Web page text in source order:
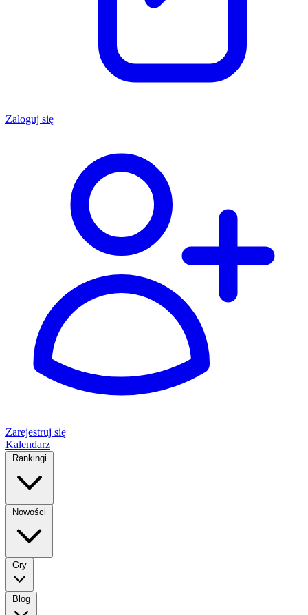
Zaloguj się
Zarejestruj się
Kalendarz
Rankingi
Nowości
Gry
Blog